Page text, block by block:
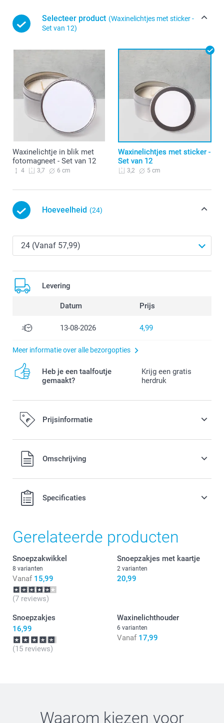
Selecteer product (Waxinelichtjes met sticker -
Set van 12)
Waxinelichtje in blik met
fotomagneet - Set van 12
4 3,7 6 cm
Waxinelichtjes met sticker -
Set van 12
3,2 5 cm
Hoeveelheid (24)
Levering
Datum Prijs
13-08-2026 4,99
Meer informatie over alle bezorgopties
Heb je een taalfoutje
gemaakt?
Krijg een gratis
herdruk
Prijsinformatie
Alle prijzen zijn in EURO (€) inclusief BTW en exclusief
verzendkosten.Omschrijving
Specificaties
Gerelateerde producten
Snoepzakwikkel
8 varianten
Vanaf 15,99
(7 reviews)
Snoepzakjes met kaartje
2 varianten
20,99
Snoepzakjes
16,99
(15 reviews)
Waxinelichthouder
6 varianten
Vanaf 17,99
Waarom kiezen voor